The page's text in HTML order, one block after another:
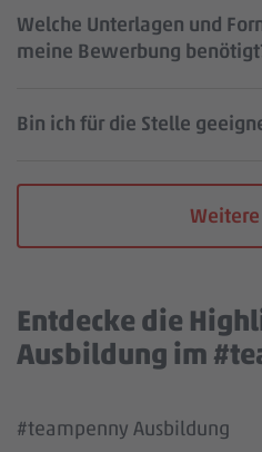
Welche Unterlagen und
meine Bewerbung
Bin ich für die Stelle
Weitere
Entdecke die
Ausbildung im
Wir benötigen deine
YouTube Video Service zu
#teampenny Ausbildung